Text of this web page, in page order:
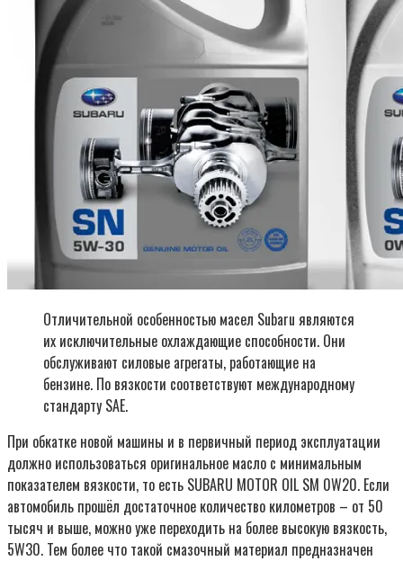
Отличительной особенностью масел Subaru являются
их исключительные охлаждающие способности. Они
обслуживают силовые агрегаты, работающие на
бензине. По вязкости соответствуют международному
стандарту SAE.
При обкатке новой машины и в первичный период эксплуатации
должно использоваться оригинальное масло с минимальным
показателем вязкости, то есть SUBARU MOTOR OIL SM 0W20. Если
автомобиль прошёл достаточное количество километров – от 50
тысяч и выше, можно уже переходить на более высокую вязкость,
5W30. Тем более что такой смазочный материал предназначен